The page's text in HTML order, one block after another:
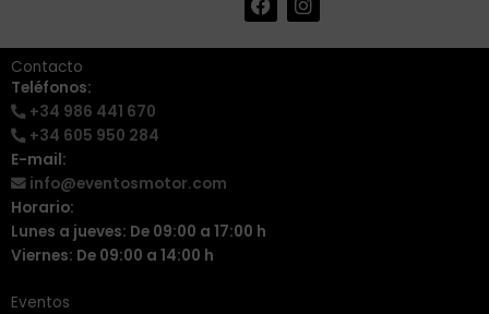
a
e
n
t
Contacto
Teléfonos:
+34 986 441 670
+34 605 950 284
E-mail:
info@eventosmotor.com
Horario:
Lunes a jueves: De 09:00 a 17:00 h
Viernes: De 09:00 a 14:00 h
Eventos